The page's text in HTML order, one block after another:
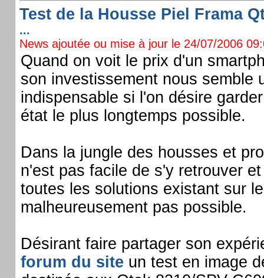
Test de la Housse Piel Frama
...
News ajoutée ou mise à jour le 24/07/2006
Quand on voit le prix d'un
son investissement nous semble
indispensable si l'on désire
état le plus longtemps possible.
Dans la jungle des housses et
n'est pas facile de s'y retrouver
toutes les solutions existant sur
malheureusement pas possible.
Désirant faire partager son
forum du site un test en image